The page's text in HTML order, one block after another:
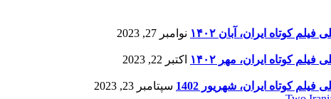
کوتاه ایران، آبان ۱۴۰۲ نوامبر 27, 2023
کوتاه ایران، مهر ۱۴۰۲ اکتبر 22, 2023
کوتاه ایران، شهریور 1402 سپتامبر 23, 2023